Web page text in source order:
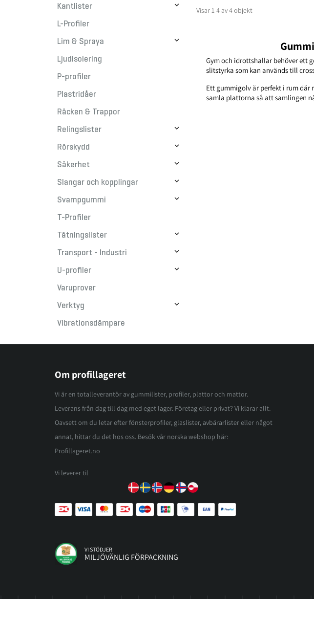
Kantlister

L-Profiler
Lim & Spraya

Ljudisolering
P-profiler
Plastridåer
Räcken & Trappor
Relingslister

Rörskydd 
Säkerhet 
Slangar och kopplingar 
Svampgummi 
T-Profiler
Tätningslister

Transport - Industri 
U-profiler 
Varuprover
Verktyg

Vibrationsdämpare
Visar 1-4 av 4 objekt
Gym och idrottshallar behöver ett
slitstyrka som kan används till
Ett gummigolv är perfekt i rum där
samla plattorna så att samlingen
Om profillageret
Vi är en totalleverantör av gummilister, profiler, plattor och mattor.
Leverans från dag till dag med eget lager. Företag eller privat? Vi klarar allt.
Oavsett om du letar efter fönsterprofiler, glaslister, avbärarlister eller något
annat, hittar du det hos oss. Besök vår norska webshop här:
Profillageret.no
Vi leverer til
VI STÖDJER
MILJÖVÄNLIG FÖRPACKNING